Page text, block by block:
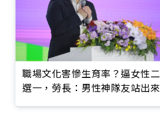
職場文化害慘生育率？逼女性二
選一，勞長：男性神隊友站出來